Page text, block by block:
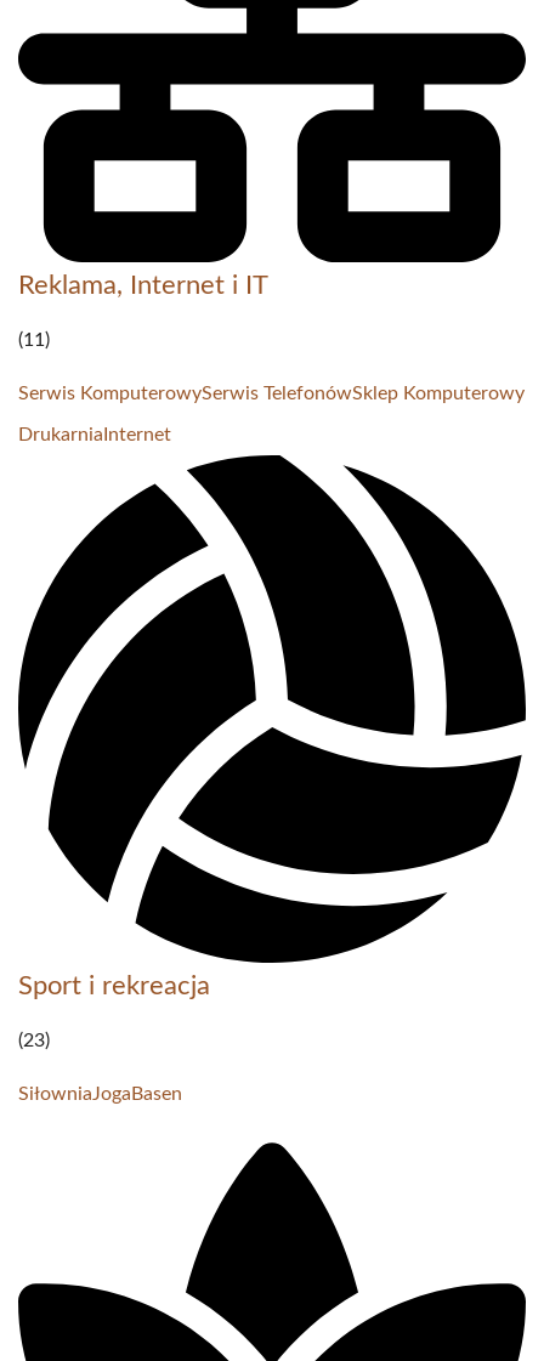
Reklama, Internet i IT
(11)
Serwis KomputerowySerwis TelefonówSklep Komputerowy
Drukarnia Internet
Sport i rekreacja
(23)
SiłowniaJoga Basen